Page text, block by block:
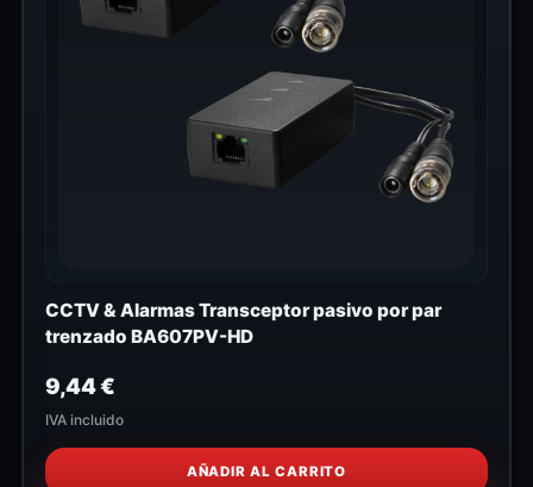
CCTV & Alarmas Transceptor pasivo por par
trenzado BA607PV-HD
9,44€
IVA incluido
AÑADIR AL CARRITO